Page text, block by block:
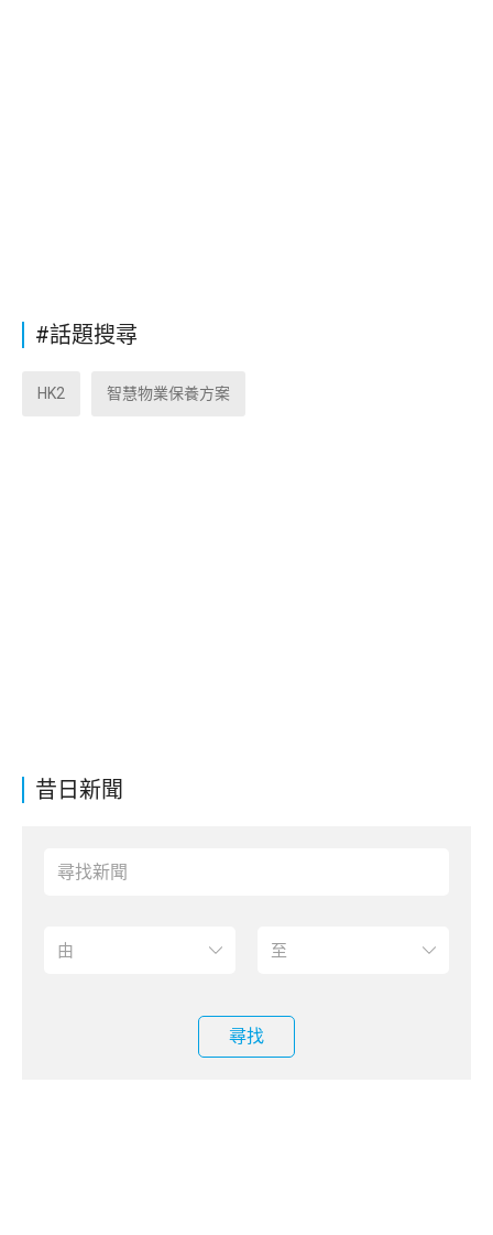
昔日新聞
尋找
#話題搜尋
HK2 智慧物業保養方案